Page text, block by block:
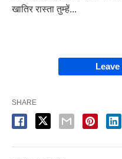
खातिर रास्ता तुम्हें...
SHARE